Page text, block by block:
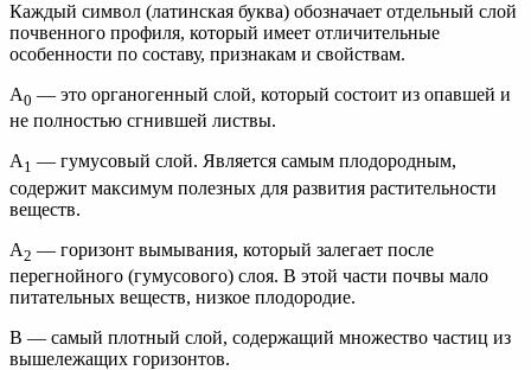
Каждый символ (латинская буква) обозначает отдельный слой
почвенного профиля, который имеет отличительные
особенности по составу, признакам и свойствам.
А0 — это органогенный слой, который состоит из опавшей и
не полностью сгнившей листвы.
А 1 — гумусовый слой. Является самым плодородным,
содержит максимум полезных для развития растительности
веществ.
А2 — горизонт вымывания, который залегает после
перегнойного (гумусового) слоя. В этой части почвы мало
питательных веществ, низкое плодородие.
В — самый плотный слой, содержащий множество частиц из
вышележащих горизонтов.